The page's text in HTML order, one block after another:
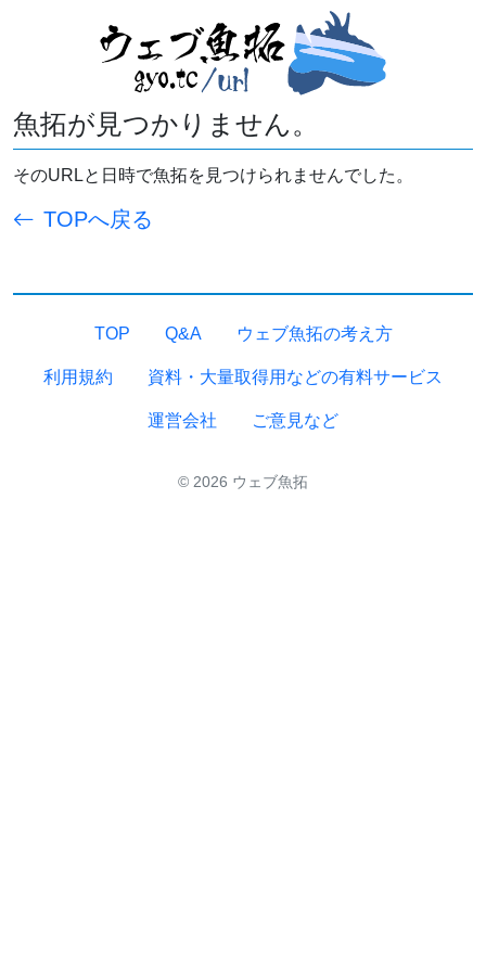
魚拓が見つかりません。
そのURLと日時で魚拓を見つけられませんでした。
TOPへ戻る
TOP Q&A ウェブ魚拓の考え方
利用規約 資料・大量取得用などの有料サービス
運営会社 ご意見など
© 2026 ウェブ魚拓